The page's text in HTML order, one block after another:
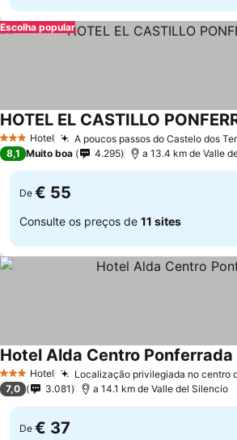
Escolha popular
3 EstrelasHotel A poucos passos do Castelo dos
HOTEL EL CASTILLO
8,1 Muito boa 4.295 a 13.4 km de Valle
De € 55
Consulte os preços de 11 sites
3 EstrelasHotel Localização privilegiada no centro
Hotel Alda Centro Ponferrada
7,0 3.081 a 14.1 km de Valle del Silencio
De € 37